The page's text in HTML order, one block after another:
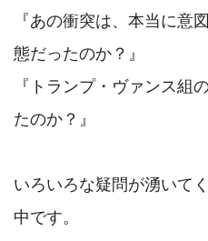
『あの衝突は、本当に意
態だったのか？』
『トランプ・ヴァンス組
たのか？』
いろいろな疑問が湧いて
中です。